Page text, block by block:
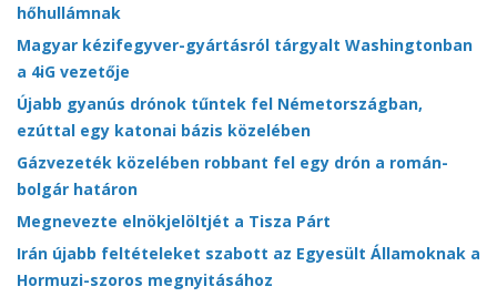
hőhullámnak
Magyar kézifegyver-gyártásról tárgyalt Washingtonban
a 4iG vezetője
Újabb gyanús drónok tűntek fel Németországban,
ezúttal egy katonai bázis közelében
Gázvezeték közelében robbant fel egy drón a román-
bolgár határon
Megnevezte elnökjelöltjét a Tisza Párt
Irán újabb feltételeket szabott az Egyesült Államoknak a
Hormuzi-szoros megnyitásához